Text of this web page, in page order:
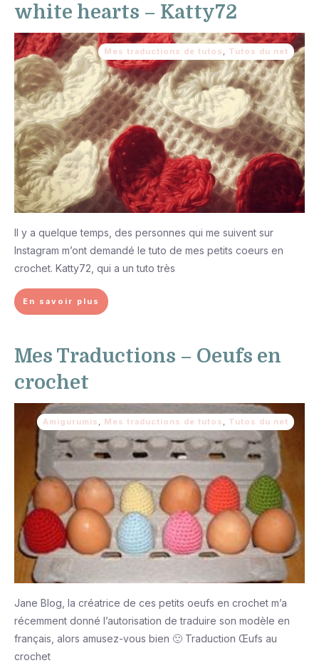
white hearts – Katty72
Mes traductions de tutos Tutos du net
Il y a quelque temps, des personnes qui me suivent sur
Instagram m’ont demandé le tuto de mes petits coeurs en
crochet. Katty72, qui a un tuto très
En savoir plus
Mes Traductions – Oeufs en
crochet
Amigurumis Mes traductions de tutos Tutos du net
Jane Blog, la créatrice de ces petits oeufs en crochet m’a
récemment donné l’autorisation de traduire son modèle en
français, alors amusez-vous bien 🙂 Traduction Œufs au
crochet